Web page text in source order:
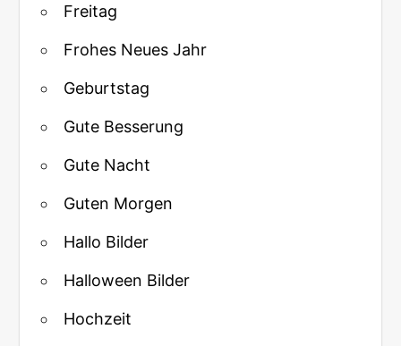
Freitag
Frohes Neues Jahr
Geburtstag
Gute Besserung
Gute Nacht
Guten Morgen
Hallo Bilder
Halloween Bilder
Hochzeit